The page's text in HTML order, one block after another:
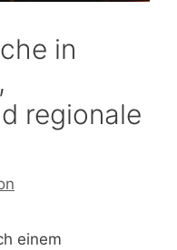
in
regionale
einem